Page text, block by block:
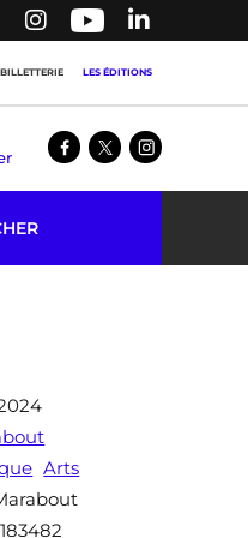
BILLETTERIE LES ÉDITIONS
Arts